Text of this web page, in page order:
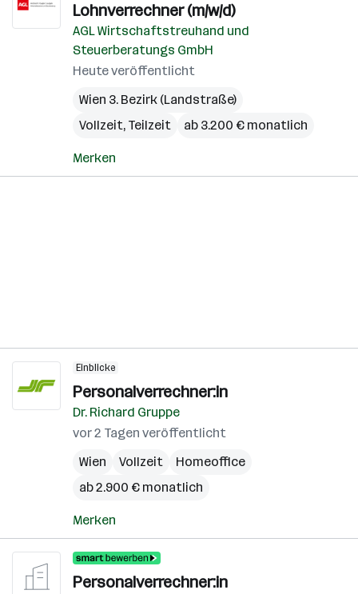
Lohnverrechner (m/w/d)
AGL Wirtschaftstreuhand und
Steuerberatungs GmbH
Heute veröffentlicht
Wien 3. Bezirk (Landstraße)
Vollzeit, Teilzeit
ab 3.200 € monatlich
Merken
Einblicke
Personalverrechner:in
Dr. Richard Gruppe
vor 2 Tagen veröffentlicht
Wien
Vollzeit
Homeoffice
ab 2.900 € monatlich
Merken
Personalverrechner:in